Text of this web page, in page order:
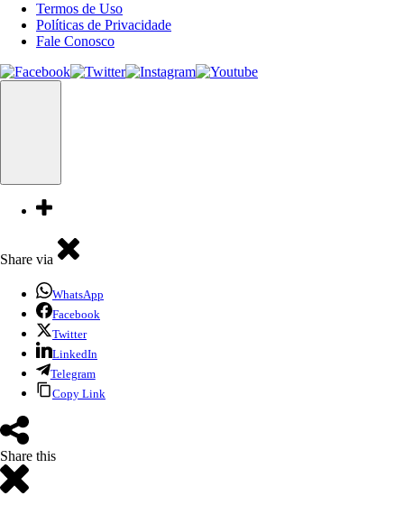
Termos de Uso
Políticas de Privacidade
Fale Conosco
Share via
WhatsApp
Facebook
Twitter
LinkedIn
Telegram
Copy Link
Share this